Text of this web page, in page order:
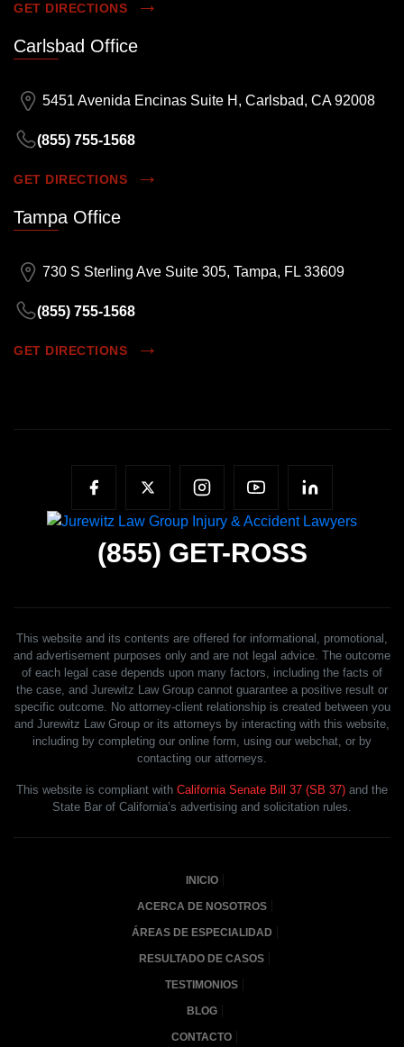
GET DIRECTIONS
Carlsbad Office
5451 Avenida Encinas Suite H, Carlsbad, CA 92008
(855) 755-1568
GET DIRECTIONS
Tampa Office
730 S Sterling Ave Suite 305, Tampa, FL 33609
(855) 755-1568
GET DIRECTIONS
(855) GET-ROSS
This website and its contents are offered for informational, promotional,
and advertisement purposes only and are not legal advice. The outcome
of each legal case depends upon many factors, including the facts of
the case, and Jurewitz Law Group cannot guarantee a positive result or
specific outcome. No attorney-client relationship is created between you
and Jurewitz Law Group or its attorneys by interacting with this website,
including by completing our online form, using our webchat, or by
contacting our attorneys.
This website is compliant with California Senate Bill 37 (SB 37) and the
State Bar of California’s advertising and solicitation rules.
INICIO
ACERCA DE NOSOTROS
ÁREAS DE ESPECIALIDAD
RESULTADO DE CASOS
TESTIMONIOS
BLOG
CONTACTO